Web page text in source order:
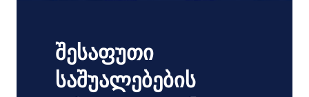
შესაფუთი
საშუალებების